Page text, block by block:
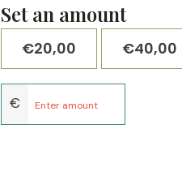
Set an amount
€20,00 €40,00
€